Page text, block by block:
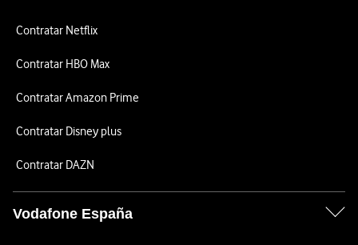
Contratar Netflix
Contratar HBO Max
Contratar Amazon Prime
Contratar Disney plus
Contratar DAZN
Vodafone España